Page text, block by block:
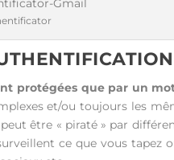
protégées que par un
et/ou toujours les
être « piraté » par
ce que vous tapez